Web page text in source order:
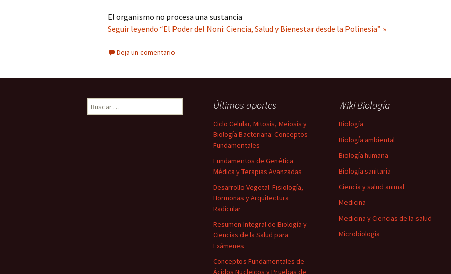
El organismo no procesa una sustancia
Seguir leyendo “El Poder del Noni: Ciencia, Salud y Bienestar desde la Polinesia” »
Deja un comentario
Buscar: Últimos aportes
Ciclo Celular, Mitosis, Meiosis y
Biología Bacteriana: Conceptos
Fundamentales
Fundamentos de Genética
Médica y Terapias Avanzadas
Desarrollo Vegetal: Fisiología,
Hormonas y Arquitectura
Radicular
Resumen Integral de Biología y
Ciencias de la Salud para
Exámenes
Conceptos Fundamentales de
Ácidos Nucleicos y Pruebas de
Wiki Biología
Biología
Biología ambiental
Biología humana
Biología sanitaria
Ciencia y salud animal
Medicina
Medicina y Ciencias de la salud
Microbiología